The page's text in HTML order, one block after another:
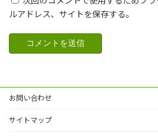
ルアドレス、サイトを保存する。
お問い合わせ
サイトマップ